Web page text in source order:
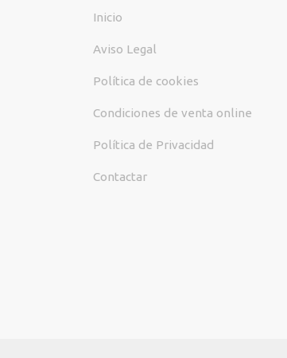
Inicio
Aviso Legal
Política de cookies
Condiciones de venta online
Política de Privacidad
Contactar